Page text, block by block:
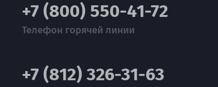
+7 (800) 550-41-72
Телефон горячей линии
+7 (812) 326-31-63